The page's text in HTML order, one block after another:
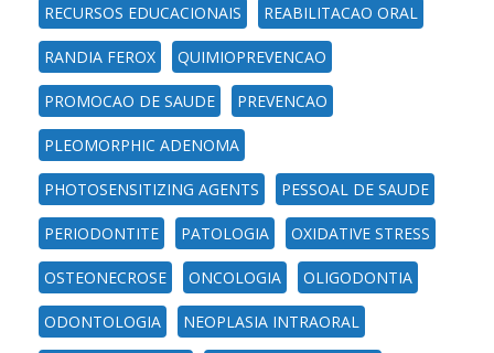
RECURSOS EDUCACIONAIS REABILITACAO ORAL
RANDIA FEROX QUIMIOPREVENCAO
PROMOCAO DE SAUDE PREVENCAO
PLEOMORPHIC ADENOMA
PHOTOSENSITIZING AGENTS PESSOAL DE SAUDE
PERIODONTITE PATOLOGIA OXIDATIVE STRESS
OSTEONECROSE ONCOLOGIA OLIGODONTIA
ODONTOLOGIA NEOPLASIA INTRAORAL